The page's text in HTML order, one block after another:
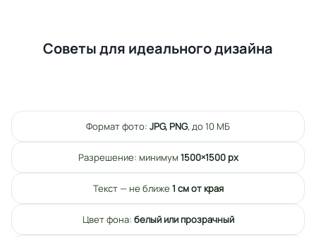
Советы для идеального дизайна
Формат фото: JPG, PNG, до 10 МБ
Разрешение: минимум 1500×1500 px
Текст — не ближе 1 см от края
Цвет фона: белый или прозрачный